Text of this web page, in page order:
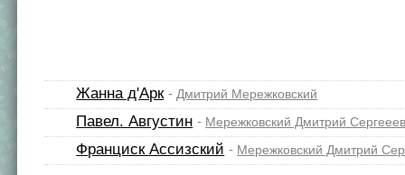
Жанна д'Арк - Дмитрий Мережковский
Павел. Августин - Мережковский Дмитрий
Франциск Ассизский - Мережковский Дмитрий